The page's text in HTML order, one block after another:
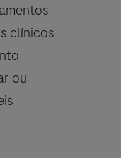
clínicos
ou